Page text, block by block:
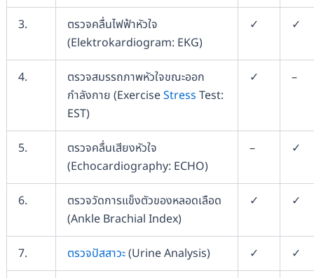
3.
ตรวจคลื่นไฟฟ้าหัวใจ
(Elektrokardiogram: EKG)
✓ ✓
4.
ตรวจสมรรถภาพหัวใจขณะออก
กำลังกาย (ExerciseStress Test:
EST)
✓ –
5.
ตรวจคลื่นเสียงหัวใจ
(Echocardiography: ECHO)
– ✓
6.
ตรวจวัดการแข็งตัวของหลอดเลือด
(Ankle Brachial Index)
✓ ✓
7. ตรวจปัสสาวะ(Urine Analysis) ✓ ✓